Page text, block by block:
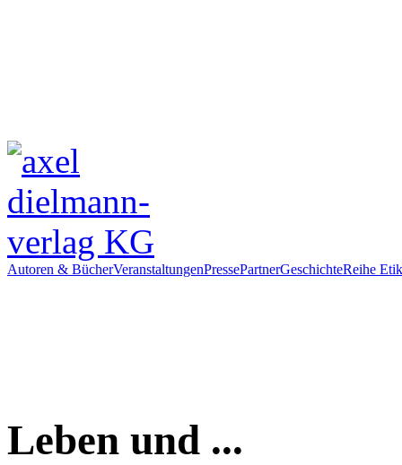
Autoren & BücherVeranstaltungenPressePartnerGeschichteReihe
Leben und ...